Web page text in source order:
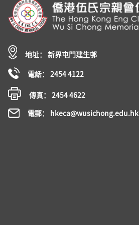
地址： 新界屯門建生邨
電話： 2454 4122
傳真： 2454 4622
電郵： hkeca@wusichong.edu.hk